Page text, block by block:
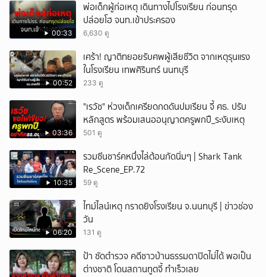
00:33
พ่อเด็กผู้ก่อเหตุ เดินทางไปโรงเรียน ก่อนทรุด
ปล่อยโฮ จนท.เข้าประครอง
6,630 ดู
00:52
เศร้า! ญาติทยอยรับศพผู้เสียชีวิต จากเหตุรุนแรง
ในโรงเรียน เทพศิรินทร์ นนทบุรี
233 ดู
03:36
"เรวัช" ห่วงเด็กเครียดกดดันปมเรียน จี้ ศธ. ปรับ
หลักสูตร พร้อมเสนออนุญาตครูพกปื_ระงับเหตุ
501 ดู
10:35
รวมซีนชาร์คหนึ่งไล่ต้อนกัดนิ่มๆ | Shark Tank
Re_Scene_EP.72
59 ดู
06:20
ไทม์ไลน์เหตุ กราดยิงโรงเรียน จ.นนทบุรี | ข่าวช่อง
วัน
131 ดู
ป้า ซัดตำรวจ คดีชาวบ้านธรรมดาปิดไม่ได้ พอเป็น
ต่างชาติ โดนสถานทูตจี้ ทำเร็วเลย